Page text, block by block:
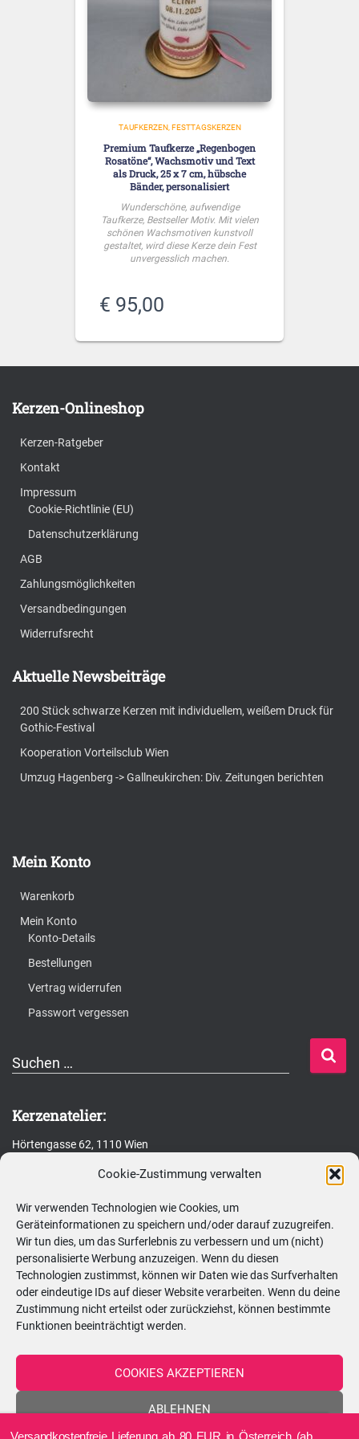
Cookie-Zustimmung verwalten
Wir verwenden Technologien wie Cookies, um
Geräteinformationen zu speichern und/oder darauf zuzugreifen.
Wir tun dies, um das Surferlebnis zu verbessern und um (nicht)
personalisierte Werbung anzuzeigen. Wenn du diesen
Technologien zustimmst, können wir Daten wie das Surfverhalten
oder eindeutige IDs auf dieser Website verarbeiten. Wenn du deine
Zustimmung nicht erteilst oder zurückziehst, können bestimmte
Funktionen beeinträchtigt werden.
COOKIES AKZEPTIEREN
ABLEHNEN
TAUFKERZEN FESTTAGSKERZEN
Premium Taufkerze „Regenbogen
Rosatöne“, Wachsmotiv und Text
als Druck, 25 x 7 cm, hübsche
Bänder, personalisiert
Wunderschöne, aufwendige
Taufkerze, Bestseller Motiv. Mit vielen
schönen Wachsmotiven kunstvoll
gestaltet, wird diese Kerze dein Fest
unvergesslich machen.
€ 95,00
Kerzen-Onlineshop
Kerzen-Ratgeber
Kontakt
Impressum
Cookie-Richtlinie (EU)
Datenschutzerklärung
AGB
Zahlungsmöglichkeiten
Versandbedingungen
Widerrufsrecht
Aktuelle Newsbeiträge
200 Stück schwarze Kerzen mit individuellem, weißem Druck für
Gothic-Festival
Kooperation Vorteilsclub Wien
Umzug Hagenberg -> Gallneukirchen: Div. Zeitungen berichten
Mein Konto
Warenkorb
Mein Konto
Konto-Details
Bestellungen
Vertrag widerrufen
Passwort vergessen
S
h
e
a
c
h
Suchen …
Kerzenatelier:
Hörtengasse 62, 1110 Wien
Terminvereinbarung!
Montag 08:30–13:00 Uhr
Dienstag 08:30–13:00 Uhr
Mittwoch 15:00–20:00 Uhr
08:30–20:00 Uhr
08:30–20:00 Uhr
Versandkostenfreie Lieferung ab 80 EUR in Österreich (ab